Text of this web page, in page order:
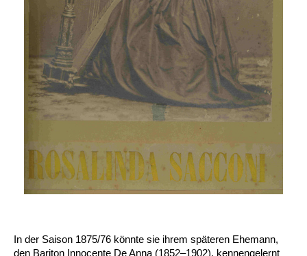
In der Saison 1875/76 könnte sie ihrem späteren Ehemann,
den Bariton Innocente De Anna (1852–1902), kennengelernt